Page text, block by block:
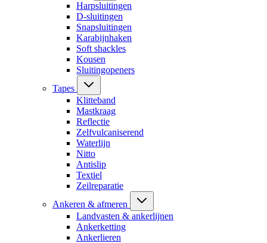
Harpsluitingen
D-sluitingen
Snapsluitingen
Karabijnhaken
Soft shackles
Kousen
Sluitingopeners
Tapes
Klitteband
Mastkraag
Reflectie
Zelfvulcaniserend
Waterlijn
Nitto
Antislip
Textiel
Zeilreparatie
Ankeren & afmeren
Landvasten & ankerlijnen
Ankerketting
Ankerlieren